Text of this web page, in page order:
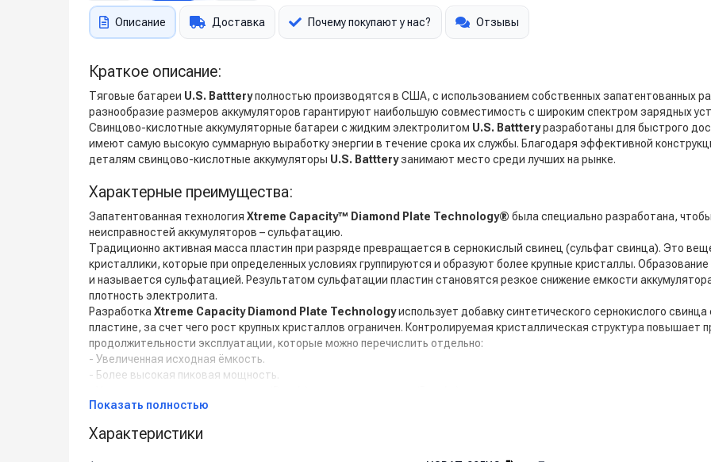
Описание Доставка Почему покупают у нас? Отзывы
Краткое описание:
Тяговые батареи U.S. Battteryполностью производятся в США, с использованием собственных запатентованных
разнообразие размеров аккумуляторов гарантируют наибольшую совместимость с широким спектром зарядных
Свинцово-кислотные аккумуляторные батареи с жидким электролитом U.S. Battteryразработаны для быстрого
имеют самую высокую суммарную выработку энергии в течение срока их службы. Благодаря эффективной
деталям свинцово-кислотные аккумуляторы U.S. Battteryзанимают место среди лучших на рынке.
Характерные преимущества:
Запатентованная технология Xtreme Capacity™ Diamond Plate Technology® была специально разработана,
неисправностей аккумуляторов – сульфатацию.
Традиционно активная масса пластин при разряде превращается в сернокислый свинец (сульфат свинца). Это
кристаллики, которые при определенных условиях группируются и образуют более крупные кристаллы.
и называется сульфатацией. Результатом сульфатации пластин становятся резкое снижение емкости
плотность электролита.
Разработка Xtreme Capacity Diamond Plate Technologyиспользует добавку синтетического сернокислого
пластине, за счет чего рост крупных кристаллов ограничен. Контролируемая кристаллическая структура повышает
продолжительности эксплуатации, которые можно перечислить отдельно:
- Увеличенная исходная ёмкость.
- Более высокая пиковая мощность.
- Повышенная способность к перезарядке при различных температурах и состояниях разрядки.
- Продолжительный срок службы.
Показать полностью
Характеристики